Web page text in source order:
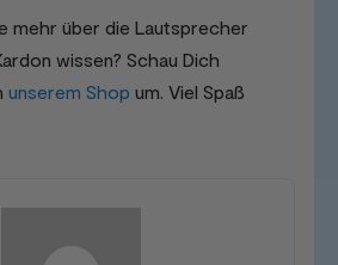
mehr über die Lautsprecher
wissen? Schau Dich
unserem Shop um. Viel Spaß